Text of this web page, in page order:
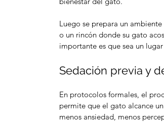
Luego se prepara un
o un rincón donde su gato
importante es que sea un
Sedación previa y
En protocolos formales, el
permite que el gato alcance
menos ansiedad, menos